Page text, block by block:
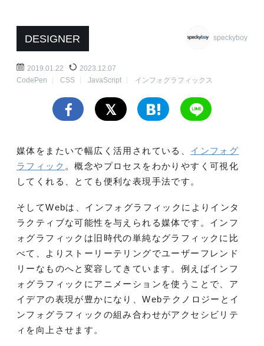
DESIGNER speckyboy
2019.01.22
2023.12.07
CodePen
CSS JavaScript インフォグラフィックス
媒体をまたいで幅広く活用されている、 インフォグ
ラフィック 。概念やプロセスをわかりやすく可視化
してくれる、とても便利な表現手法です。
そしてWebは、インフォグラフィックによりインタ
ラクティブな可能性を与えられる媒体です。インフ
ォグラフィックは旧時代の単純なグラフィックに比
べて、よりストーリーテリングでユーザーフレンド
リーなものへと変容してきています。例えばインフ
ォグラフィックにアニメーションを使うことで、ア
イデアの表現が豊かになり、Webテクノロジーとイ
ンフォグラフィックの組み合わせがアクセシビリテ
ィを向上させます。